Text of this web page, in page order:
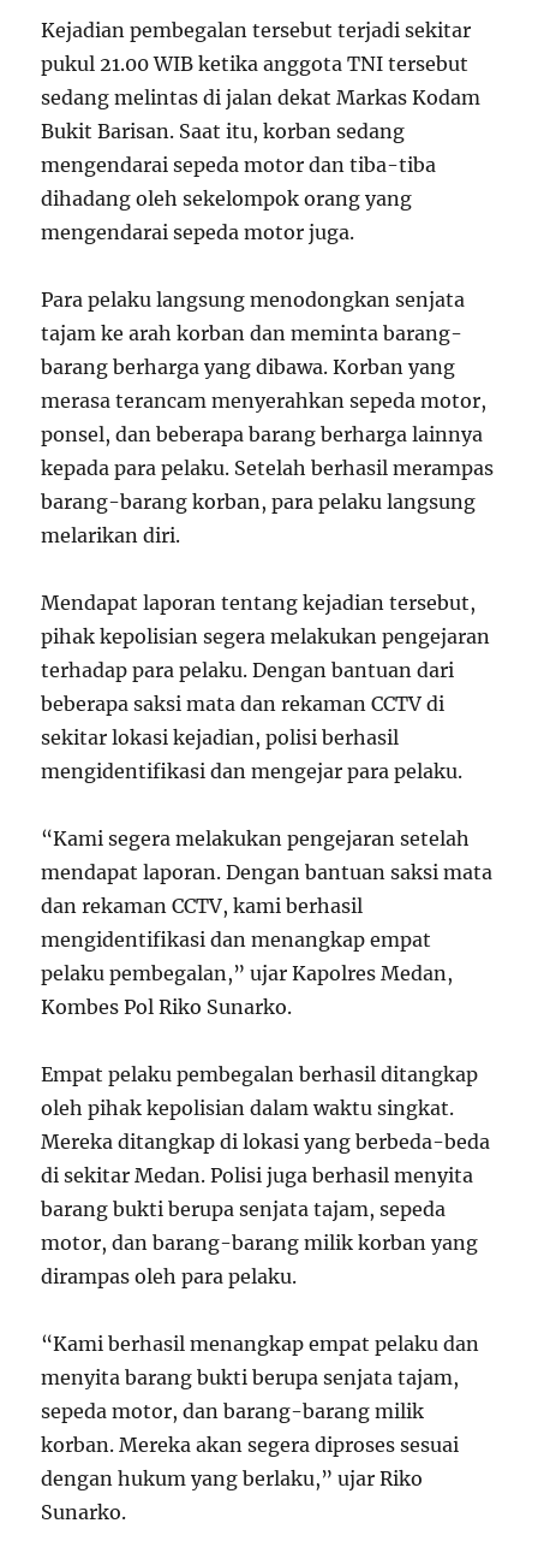
Kejadian pembegalan tersebut terjadi sekitar
pukul 21.00 WIB ketika anggota TNI tersebut
sedang melintas di jalan dekat Markas Kodam
Bukit Barisan. Saat itu, korban sedang
mengendarai sepeda motor dan tiba-tiba
dihadang oleh sekelompok orang yang
mengendarai sepeda motor juga.
Para pelaku langsung menodongkan senjata
tajam ke arah korban dan meminta barang-
barang berharga yang dibawa. Korban yang
merasa terancam menyerahkan sepeda motor,
ponsel, dan beberapa barang berharga lainnya
kepada para pelaku. Setelah berhasil merampas
barang-barang korban, para pelaku langsung
melarikan diri.
Mendapat laporan tentang kejadian tersebut,
pihak kepolisian segera melakukan pengejaran
terhadap para pelaku. Dengan bantuan dari
beberapa saksi mata dan rekaman CCTV di
sekitar lokasi kejadian, polisi berhasil
mengidentifikasi dan mengejar para pelaku.
“Kami segera melakukan pengejaran setelah
mendapat laporan. Dengan bantuan saksi mata
dan rekaman CCTV, kami berhasil
mengidentifikasi dan menangkap empat
pelaku pembegalan,” ujar Kapolres Medan,
Kombes Pol Riko Sunarko.
Empat pelaku pembegalan berhasil ditangkap
oleh pihak kepolisian dalam waktu singkat.
Mereka ditangkap di lokasi yang berbeda-beda
di sekitar Medan. Polisi juga berhasil menyita
barang bukti berupa senjata tajam, sepeda
motor, dan barang-barang milik korban yang
dirampas oleh para pelaku.
“Kami berhasil menangkap empat pelaku dan
menyita barang bukti berupa senjata tajam,
sepeda motor, dan barang-barang milik
korban. Mereka akan segera diproses sesuai
dengan hukum yang berlaku,” ujar Riko
Sunarko.